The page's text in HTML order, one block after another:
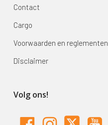
Contact
Cargo
Voorwaarden en reglementen
Disclaimer
Volg ons!